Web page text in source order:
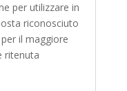
per utilizzare in
riconosciuto
il maggiore
ritenuta